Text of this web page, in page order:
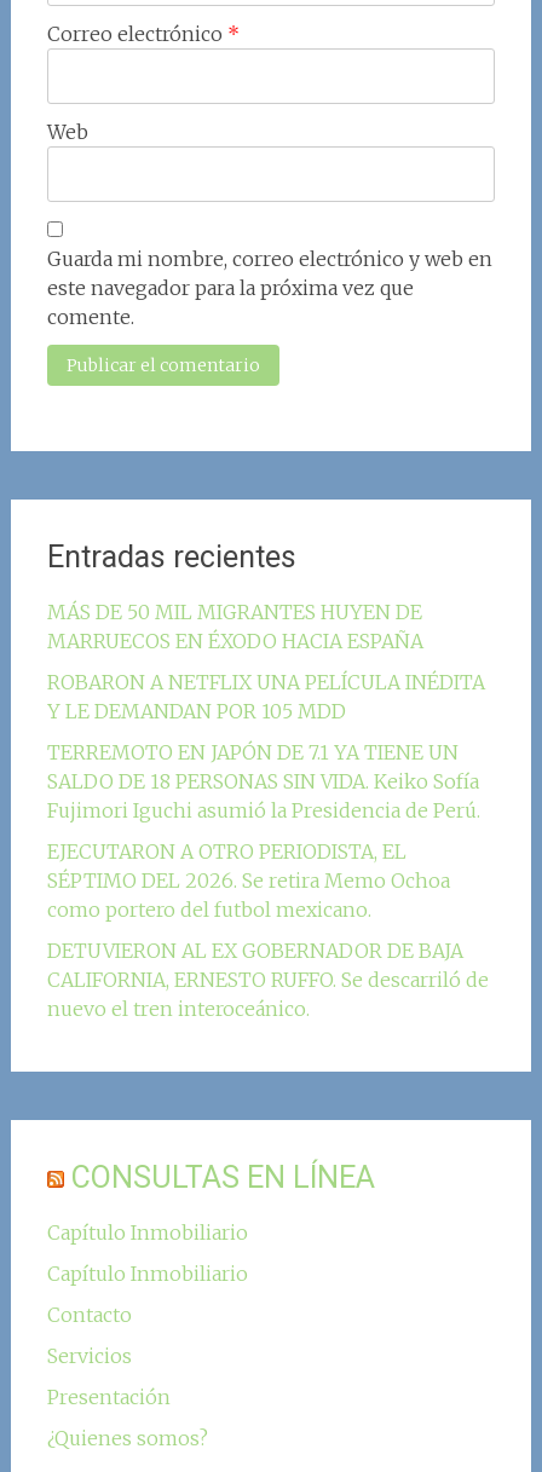
Correo electrónico *
Web
Guarda mi nombre, correo electrónico y web en
este navegador para la próxima vez que
comente.
Entradas recientes
MÁS DE 50 MIL MIGRANTES HUYEN DE
MARRUECOS EN ÉXODO HACIA ESPAÑA
ROBARON A NETFLIX UNA PELÍCULA INÉDITA
Y LE DEMANDAN POR 105 MDD
TERREMOTO EN JAPÓN DE 7.1 YA TIENE UN
SALDO DE 18 PERSONAS SIN VIDA. Keiko Sofía
Fujimori Iguchi asumió la Presidencia de Perú.
EJECUTARON A OTRO PERIODISTA, EL
SÉPTIMO DEL 2026. Se retira Memo Ochoa
como portero del futbol mexicano.
DETUVIERON AL EX GOBERNADOR DE BAJA
CALIFORNIA, ERNESTO RUFFO. Se descarriló de
nuevo el tren interoceánico.
CONSULTAS EN LÍNEA
Capítulo Inmobiliario
Capítulo Inmobiliario
Contacto
Servicios
Presentación
¿Quienes somos?